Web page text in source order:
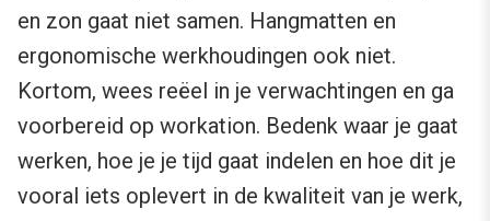
en zon gaat niet samen. Hangmatten en
ergonomische werkhoudingen ook niet.
Kortom, wees reëel in je verwachtingen en ga
voorbereid op workation. Bedenk waar je gaat
werken, hoe je je tijd gaat indelen en hoe dit je
vooral iets oplevert in de kwaliteit van je werk,